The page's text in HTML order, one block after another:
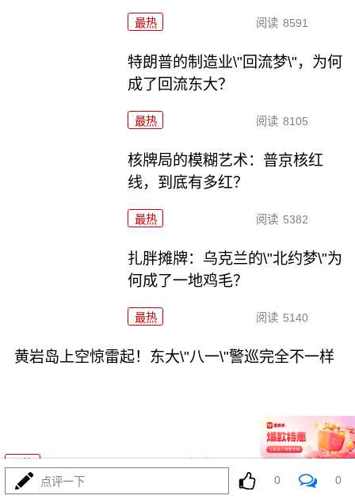
最热 阅读 8591
特朗普的制造业\"回流梦\"，为何
成了回流东大？
最热 阅读 8105
核牌局的模糊艺术：普京核红
线，到底有多红？
最热 阅读 5382
扎胖摊牌：乌克兰的\"北约梦\"为
何成了一地鸡毛？
最热 阅读 5140
黄岩岛上空惊雷起！东大\"八一\"警巡完全不一样
最热 阅读 16119
点评一下 0 0